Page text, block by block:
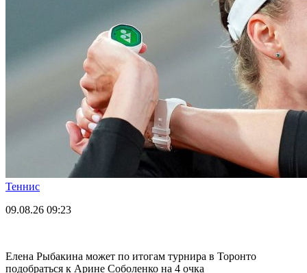
Теннис
09.08.26 09:23
Елена Рыбакина может по итогам турнира в Торонто
подобраться к Арине Соболенко на 4 очка